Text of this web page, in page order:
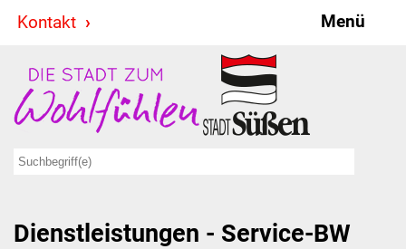
Kontakt Menü
Stadt & Politik
Bürgermeister
Ausschüsse
Dienstleistungen - Service-BW